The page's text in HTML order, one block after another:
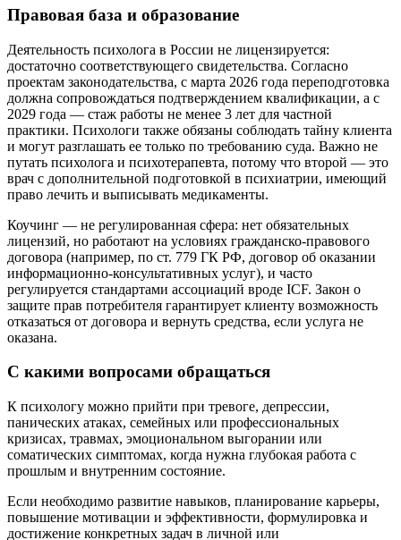
Правовая база и образование
Деятельность психолога в России не лицензируется:
достаточно соответствующего свидетельства. Согласно
проектам законодательства, с марта 2026 года переподготовка
должна сопровождаться подтверждением квалификации, а с
2029 года — стаж работы не менее 3 лет для частной
практики. Психологи также обязаны соблюдать тайну клиента
и могут разглашать ее только по требованию суда. Важно не
путать психолога и психотерапевта, потому что второй — это
врач с дополнительной подготовкой в психиатрии, имеющий
право лечить и выписывать медикаменты.
Коучинг — не регулированная сфера: нет обязательных
лицензий, но работают на условиях гражданско-правового
договора (например, по ст. 779 ГК РФ, договор об оказании
информационно-консультативных услуг), и часто
регулируется стандартами ассоциаций вроде ICF. Закон о
защите прав потребителя гарантирует клиенту возможность
отказаться от договора и вернуть средства, если услуга не
оказана.
С какими вопросами обращаться
К психологу можно прийти при тревоге, депрессии,
панических атаках, семейных или профессиональных
кризисах, травмах, эмоциональном выгорании или
соматических симптомах, когда нужна глубокая работа с
прошлым и внутренним состояние.
Если необходимо развитие навыков, планирование карьеры,
повышение мотивации и эффективности, формулировка и
достижение конкретных задач в личной или